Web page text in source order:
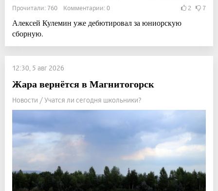
Прочитали: 760 Комментарии: 0 2 7
Алексей Кулемин уже дебютировал за юниорскую
сборную.
12:30, 5 авг 2026
Жара вернётся в Магнитогорск
Новости / Учатся ли сегодня школьники?